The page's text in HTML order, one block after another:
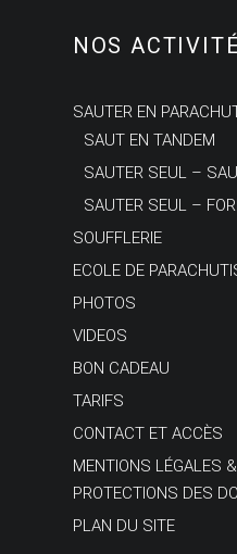
NOS
SAUTER EN
SAUT EN TANDEM
SAUTER SEUL –
SAUTER SEUL –
SOUFFLERIE
ECOLE DE
PHOTOS
VIDEOS
BON CADEAU
TARIFS
CONTACT ET ACCÈS
MENTIONS LÉGALES
PROTECTIONS DES
PLAN DU SITE